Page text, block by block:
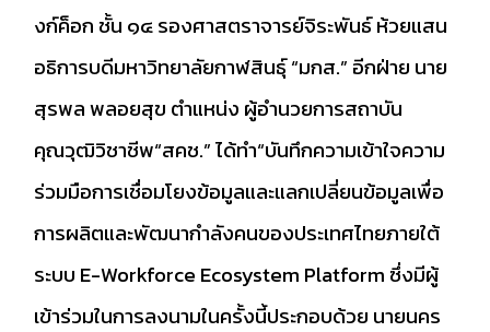
งก์ค็อก ชั้น ๑๔ รองศาสตราจารย์จิระพันธ์ ห้วยแสน
อธิการบดีมหาวิทยาลัยกาฬสินธุ์ “มกส.” อีกฝ่าย นาย
สุรพล พลอยสุข ตำแหน่ง ผู้อำนวยการสถาบัน
คุณวุฒิวิชาชีพ“สคช.” ได้ทำ“บันทึกความเข้าใจความ
ร่วมมือการเชื่อมโยงข้อมูลและแลกเปลี่ยนข้อมูลเพื่อ
การผลิตและพัฒนากำลังคนของประเทศไทยภายใต้
ระบบ E-Workforce Ecosystem Platform ซึ่งมีผู้
เข้าร่วมในการลงนามในครั้งนี้ประกอบด้วย นายนคร